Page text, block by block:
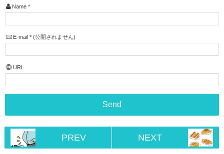
Name *
E-mail *(公開されません)
URL
PREV NEXT